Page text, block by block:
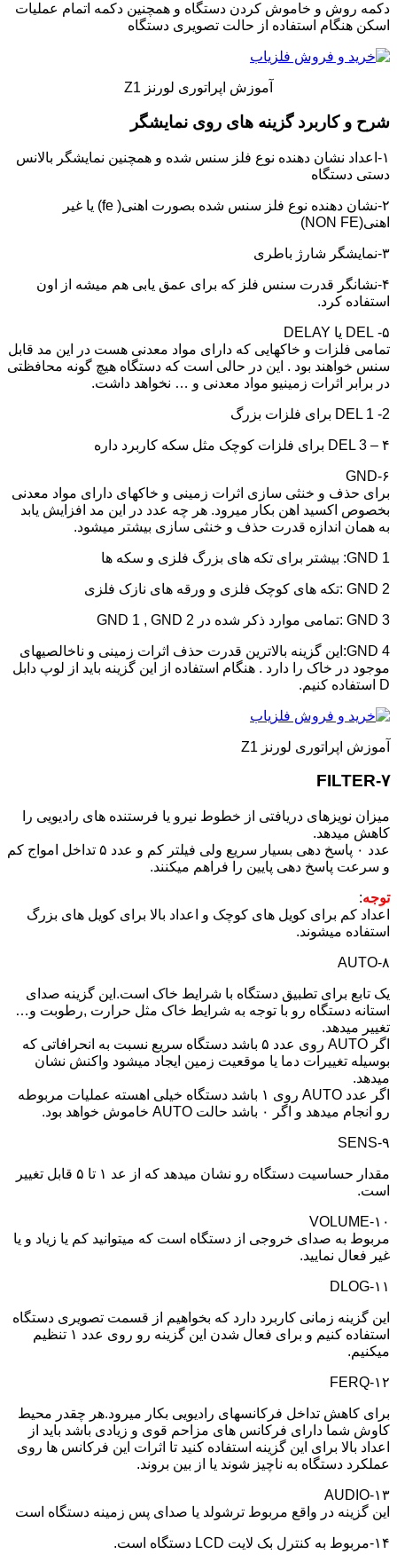
دکمه روش و خاموش کردن دستگاه و همچنین دکمه اتمام عملیات
اسکن هنگام استفاده از حالت تصویری دستگاه
آموزش اپراتوری لورنز Z1
شرح و کاربرد گزینه های روی نمایشگر
۱-اعداد نشان دهنده نوع فلز سنس شده و همچنین نمایشگر بالانس
دستی دستگاه
۲-نشان دهنده نوع فلز سنس شده بصورت اهنی( fe) یا غیر
اهنی(NON FE)
۳-نمایشگر شارژ باطری
۴-نشانگر قدرت سنس فلز که برای عمق یابی هم میشه از اون
استفاده کرد.
۵- DEL یا DELAY
تمامی فلزات و خاکهایی که دارای مواد معدنی هست در این مد قابل
سنس خواهند بود . این در حالی است که دستگاه هیچ گونه محافظتی
در برابر اثرات زمینیو مواد معدنی و … نخواهد داشت.
DEL 1 -2 برای فلزات بزرگ
DEL 3 – ۴ برای فلزات کوچک مثل سکه کاربرد داره
۶-GND
برای حذف و خنثی سازی اثرات زمینی و خاکهای دارای مواد معدنی
بخصوص اکسید اهن بکار میرود. هر چه عدد در این مد افزایش یابد
به همان اندازه قدرت حذف و خنثی سازی بیشتر میشود.
GND 1: بیشتر برای تکه های بزرگ فلزی و سکه ها
GND 2 :تکه های کوچک فلزی و ورقه های نازک فلزی
GND 3 :تمامی موارد ذکر شده در GND 1 , GND 2
GND 4:این گزینه بالاترین قدرت حذف اثرات زمینی و ناخالصیهای
موجود در خاک را دارد . هنگام استفاده از این گزینه باید از لوپ دابل
D استفاده کنیم.
آموزش اپراتوری لورنز Z1
۷-FILTER
میزان نویزهای دریافتی از خطوط نیرو یا فرستنده های رادیویی را
کاهش میدهد.
عدد ۰ پاسخ دهی بسیار سریع ولی فیلتر کم و عدد ۵ تداخل امواج کم
و سرعت پاسخ دهی پایین را فراهم میکنند.
توجه:
اعداد کم برای کویل های کوچک و اعداد بالا برای کویل های بزرگ
استفاده میشوند.
۸-AUTO
یک تابع برای تطبیق دستگاه با شرایط خاک است.این گزینه صدای
استانه دستگاه رو با توجه به شرایط خاک مثل حرارت ,رطوبت و…
تغییر میدهد.
اگر AUTO روی عدد ۵ باشد دستگاه سریع نسبت به انحرافاتی که
بوسیله تغییرات دما یا موقعیت زمین ایجاد میشود واکنش نشان
میدهد.
اگر عدد AUTO روی ۱ باشد دستگاه خیلی اهسته عملیات مربوطه
رو انجام میدهد و اگر ۰ باشد حالت AUTO خاموش خواهد بود.
۹-SENS
مقدار حساسیت دستگاه رو نشان میدهد که از عد ۱ تا ۵ قابل تغییر
است.
۱۰-VOLUME
مربوط به صدای خروجی از دستگاه است که میتوانید کم یا زیاد و یا
غیر فعال نمایید.
۱۱-DLOG
این گزینه زمانی کاربرد دارد که بخواهیم از قسمت تصویری دستگاه
استفاده کنیم و برای فعال شدن این گزینه رو روی عدد ۱ تنظیم
میکنیم.
۱۲-FERQ
برای کاهش تداخل فرکانسهای رادیویی بکار میرود.هر چقدر محیط
کاوش شما دارای فرکانس های مزاحم قوی و زیادی باشد باید از
اعداد بالا برای این گزینه استفاده کنید تا اثرات این فرکانس ها روی
عملکرد دستگاه به ناچیز شوند یا از بین بروند.
۱۳-AUDIO
این گزینه در واقع مربوط ترشولد یا صدای پس زمینه دستگاه است
۱۴-مربوط به کنترل بک لایت LCD دستگاه است.